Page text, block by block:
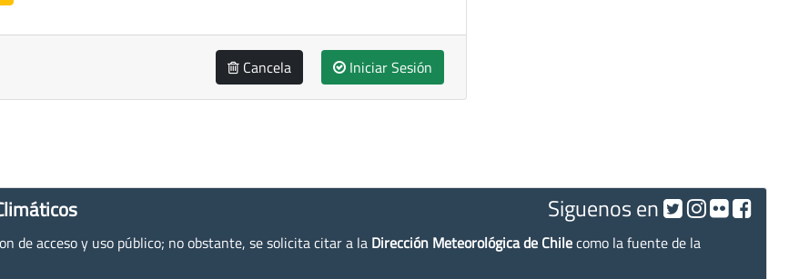
Cancela Iniciar Sesión
Siguenos en
de acceso y uso público; no obstante, se solicita citar a la Dirección Meteorológica de Chilecomo la fuente de la